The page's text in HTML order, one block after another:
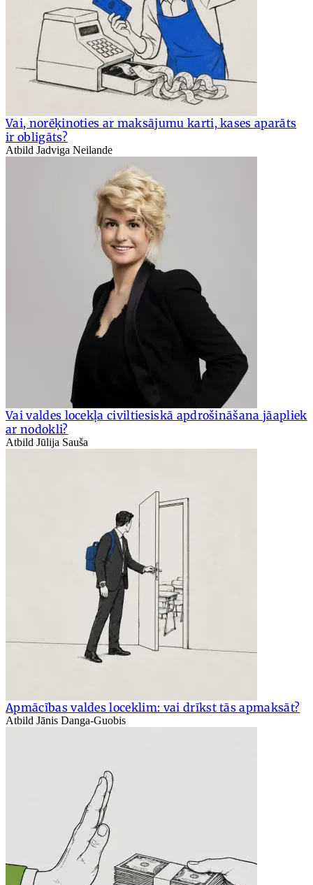
Vai, norēķinoties ar maksājumu karti, kases aparāts
ir obligāts?
Atbild Jadviga Neilande
Vai valdes locekļa civiltiesiskā apdrošināšana jāapliek
ar nodokli?
Atbild Jūlija Sauša
Apmācības valdes loceklim: vai drīkst tās apmaksāt?
Atbild Jānis Danga-Guobis